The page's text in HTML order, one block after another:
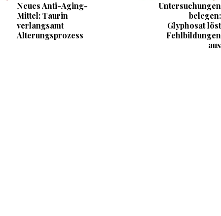
Neues Anti-Aging-
Mittel: Taurin
verlangsamt
Alterungsprozess
Untersuchungen
belegen:
Glyphosat löst
Fehlbildungen
aus